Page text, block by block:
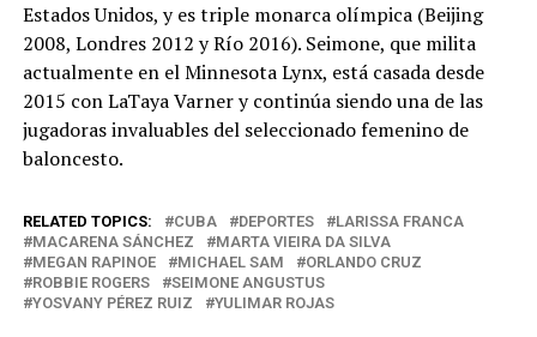
Estados Unidos, y es triple monarca olímpica (Beijing
2008, Londres 2012 y Río 2016). Seimone, que milita
actualmente en el Minnesota Lynx, está casada desde
2015 con LaTaya Varner y continúa siendo una de las
jugadoras invaluables del seleccionado femenino de
baloncesto.
RELATED TOPICS: CUBA DEPORTES
LARISSA FRANCA
MACARENA SÁNCHEZ
MARTA VIEIRA DA SILVA
MEGAN RAPINOE
MICHAEL SAM
ORLANDO CRUZ
ROBBIE ROGERS
SEIMONE ANGUSTUS
YOSVANY PÉREZ RUIZ
YULIMAR ROJAS